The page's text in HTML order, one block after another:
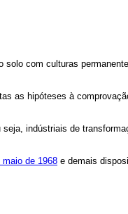
com culturas
as hipóteses à
indústriais de
maio de 1968 e demais